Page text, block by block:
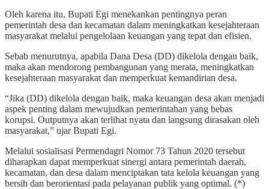
Oleh karena itu, Bupati Egi menekankan pentingnya peran
pemerintah desa dan kecamatan dalam meningkatkan kesejahteraan
masyarakat melalui pengelolaan keuangan yang tepat dan efisien.
Sebab menurutnya, apabila Dana Desa (DD) dikelola dengan baik,
maka akan mendorong pembangunan yang merata, meningkatkan
kesejahteraan masyarakat dan memperkuat kemandirian desa.
“Jika (DD) dikelola dengan baik, maka keuangan desa akan menjadi
aspek penting dalam mewujudkan pemerintahan yang bebas
korupsi. Outputnya akan terlihat nyata dan langsung dirasakan oleh
masyarakat,” ujar Bupati Egi.
Melalui sosialisasi Permendagri Nomor 73 Tahun 2020 tersebut
diharapkan dapat memperkuat sinergi antara pemerintah daerah,
kecamatan, dan desa dalam menciptakan tata kelola keuangan yang
bersih dan berorientasi pada pelayanan publik yang optimal. (*)